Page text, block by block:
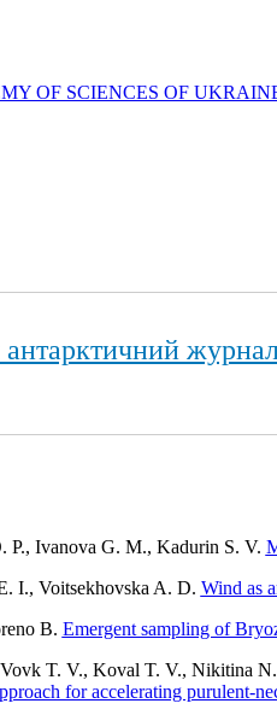
OF SCIENCES OF
антарктичний
P., Ivanova G. M., Kadurin S. V.
I., Voitsekhovska A. D. Wind as
B. Emergent sampling of
T. V., Koval T. V., Nikitina
for accelerating purulent-